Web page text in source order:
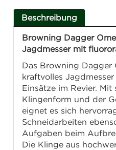
Beschreibung
Browning Dagger
Jagdmesser mit
Das Browning Dagger
kraftvolles
Einsätze im Revier. Mit
Klingenform und der
eignet es sich
Schneidarbeiten
Aufgaben beim
Die Klinge aus